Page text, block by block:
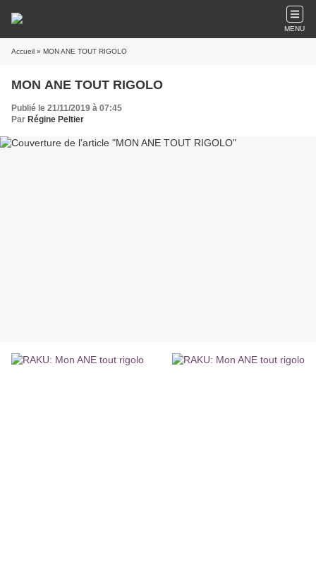
MENU
Accueil » MON ANE TOUT RIGOLO
MON ANE TOUT RIGOLO
Publié le 21/11/2019 à 07:45
Par Régine Peltier